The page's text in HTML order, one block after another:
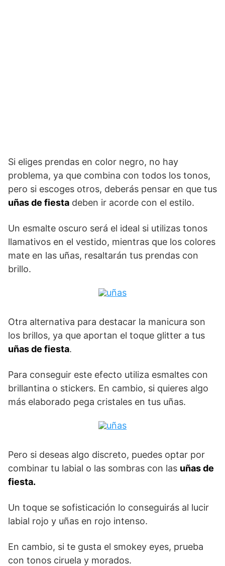
Si eliges prendas en color negro, no hay
problema, ya que combina con todos los tonos,
pero si escoges otros, deberás pensar en que tus
uñas de fiesta deben ir acorde con el estilo.
Un esmalte oscuro será el ideal si utilizas tonos
llamativos en el vestido, mientras que los colores
mate en las uñas, resaltarán tus prendas con
brillo.
Otra alternativa para destacar la manicura son
los brillos, ya que aportan el toque glitter a tus
uñas de fiesta.
Para conseguir este efecto utiliza esmaltes con
brillantina o stickers. En cambio, si quieres algo
más elaborado pega cristales en tus uñas.
Pero si deseas algo discreto, puedes optar por
combinar tu labial o las sombras con las uñas de
fiesta.
Un toque se sofisticación lo conseguirás al lucir
labial rojo y uñas en rojo intenso.
En cambio, si te gusta el smokey eyes, prueba
con tonos ciruela y morados.